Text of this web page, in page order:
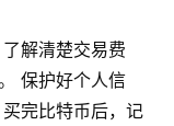
解清楚交易费
保护好个人信
完比特币后，记